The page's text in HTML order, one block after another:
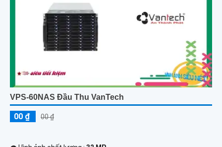
VPS-60NAS Đầu Thu VanTech
00 ₫ 00 ₫